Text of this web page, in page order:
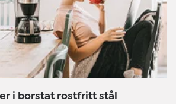
i borstat rostfritt stål